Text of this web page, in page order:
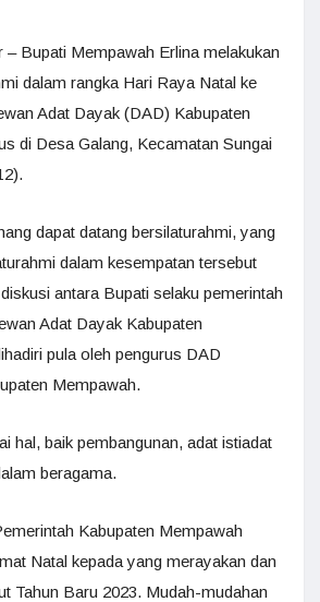
– Bupati Mempawah Erlina melakukan
dalam rangka Hari Raya Natal ke
Adat Dayak (DAD) Kabupaten
di Desa Galang, Kecamatan Sungai
dapat datang bersilaturahmi, yang
dalam kesempatan tersebut
antara Bupati selaku pemerintah
Adat Dayak Kabupaten
pula oleh pengurus DAD
Mempawah.
hal, baik pembangunan, adat istiadat
beragama.
Kabupaten Mempawah
Natal kepada yang merayakan dan
Tahun Baru 2023. Mudah-mudahan